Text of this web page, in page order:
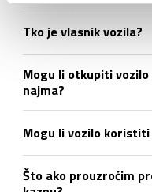
Tko je vlasnik vozila?
Mogu li otkupiti
najma?
Mogu li vozilo
Što ako prouzročim